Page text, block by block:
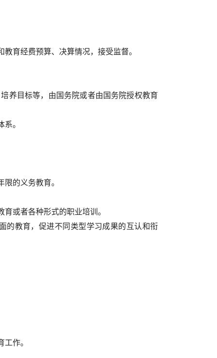
育经费预算、决算情况，接受监督。
养目标等，由国务院或者由国务院授权教育
。
的义务教育。
或者各种形式的职业培训。
的教育，促进不同类型学习成果的互认和衔
作。